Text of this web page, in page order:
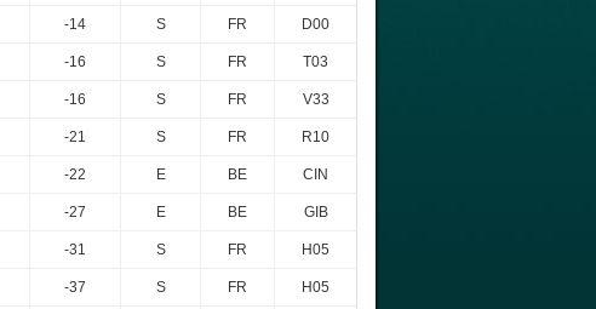
-14 S FR D00
-16 S FR T03
-16 S FR V33
-21 S FR R10
-22 E BE CIN
-27 E BE GIB
-31 S FR H05
-37 S FR H05